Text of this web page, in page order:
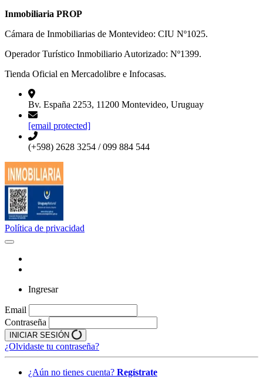
Inmobiliaria PROP
Cámara de Inmobiliarias de Montevideo: CIU Nº1025.
Operador Turístico Inmobiliario Autorizado: Nº1399.
Tienda Oficial en Mercadolibre e Infocasas.
Bv. España 2253, 11200 Montevideo, Uruguay
[email protected]
(+598) 2628 3254 / 099 884 544
Política de privacidad
Ingresar
Email
Contraseña
INICIAR SESIÓN
¿Olvidaste tu contraseña?
¿Aún no tienes cuenta? Regístrate